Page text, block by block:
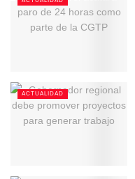
ACTUALIDAD